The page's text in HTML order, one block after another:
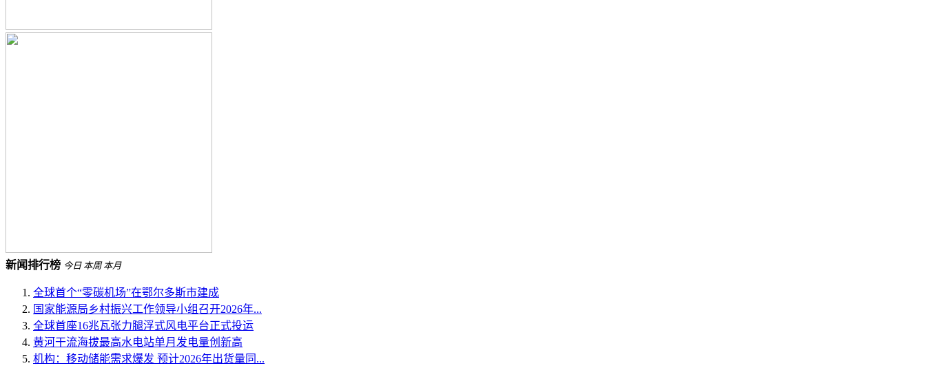
新闻排行榜 今日 本周 本月
全球首个“零碳机场”在鄂尔多斯市建成
国家能源局乡村振兴工作领导小组召开2026年...
全球首座16兆瓦张力腿浮式风电平台正式投运
黄河干流海拔最高水电站单月发电量创新高
机构：移动储能需求爆发 预计2026年出货量同...